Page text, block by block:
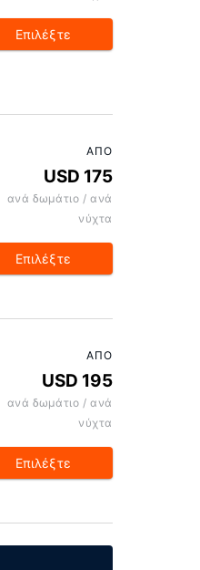
Επιλέξτε
ΑΠΌ
USD 175
ανά δωμάτιο / ανά
νύχτα
Επιλέξτε
ΑΠΌ
USD 195
ανά δωμάτιο / ανά
νύχτα
Επιλέξτε